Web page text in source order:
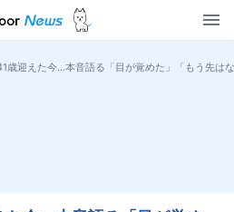
歳迎えた今…本音語る「目が覚めた」「もう先は